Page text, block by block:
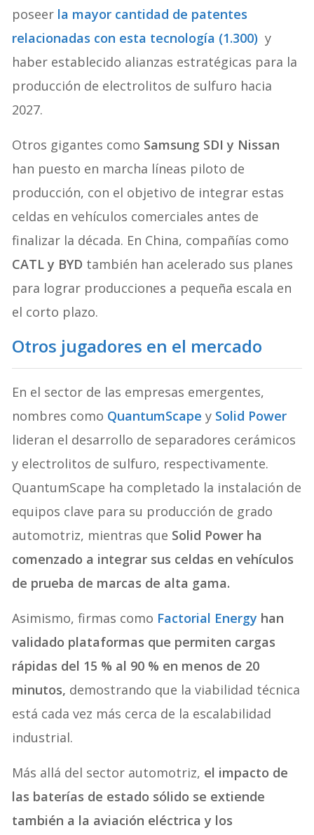
poseer la mayor cantidad de patentes
relacionadas con esta tecnología (1.300) y
haber establecido alianzas estratégicas para la
producción de electrolitos de sulfuro hacia
2027.
Otros gigantes como Samsung SDI y Nissan
han puesto en marcha líneas piloto de
producción, con el objetivo de integrar estas
celdas en vehículos comerciales antes de
finalizar la década. En China, compañías como
CATL y BYD también han acelerado sus planes
para lograr producciones a pequeña escala en
el corto plazo.
Otros jugadores en el mercado
En el sector de las empresas emergentes,
nombres como QuantumScape y Solid Power
lideran el desarrollo de separadores cerámicos
y electrolitos de sulfuro, respectivamente.
QuantumScape ha completado la instalación de
equipos clave para su producción de grado
automotriz, mientras que Solid Power ha
comenzado a integrar sus celdas en vehículos
de prueba de marcas de alta gama.
Asimismo, firmas como Factorial Energy han
validado plataformas que permiten cargas
rápidas del 15 % al 90 % en menos de 20
minutos, demostrando que la viabilidad técnica
está cada vez más cerca de la escalabilidad
industrial.
Más allá del sector automotriz, el impacto de
las baterías de estado sólido se extiende
también a la aviación eléctrica y los